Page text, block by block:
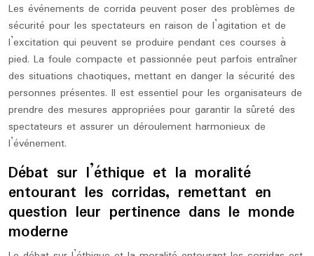
Les événements de corrida peuvent poser des problèmes de
sécurité pour les spectateurs en raison de l’agitation et de
l’excitation qui peuvent se produire pendant ces courses à
pied. La foule compacte et passionnée peut parfois entraîner
des situations chaotiques, mettant en danger la sécurité des
personnes présentes. Il est essentiel pour les organisateurs de
prendre des mesures appropriées pour garantir la sûreté des
spectateurs et assurer un déroulement harmonieux de
l’événement.
Débat sur l’éthique et la moralité
entourant les corridas, remettant en
question leur pertinence dans le monde
moderne